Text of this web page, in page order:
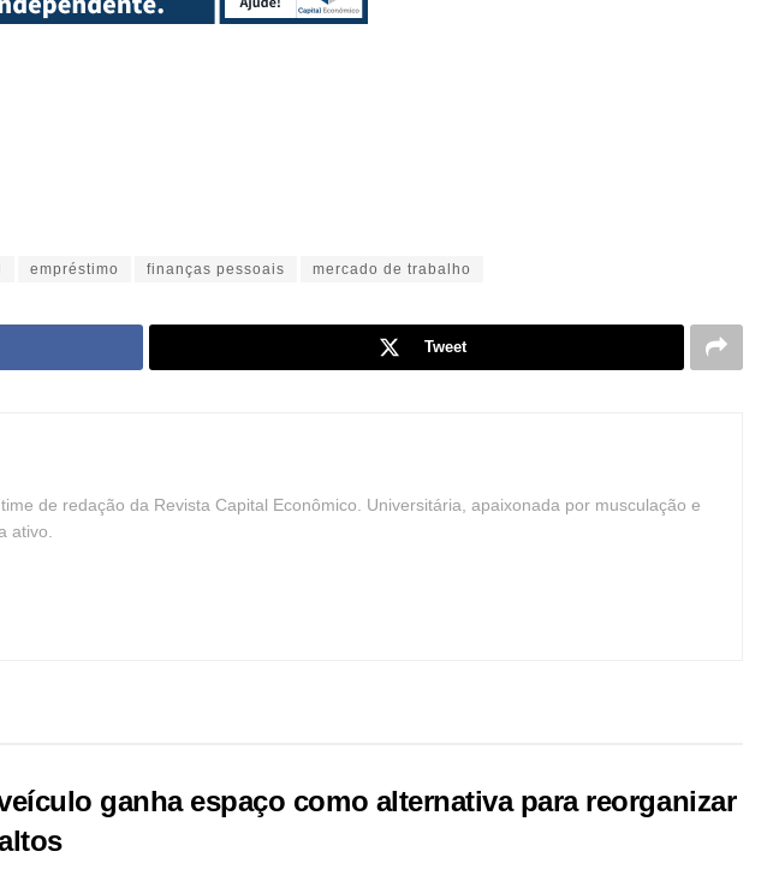
empréstimo finanças pessoais mercado de trabalho
Tweet
de redação da Revista Capital Econômico. Universitária, apaixonada por musculação e
ativo.
ganha espaço como alternativa para reorganizar